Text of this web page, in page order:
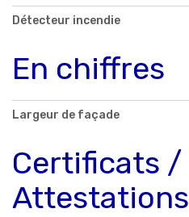
Détecteur incendie
En chiffres
Largeur de façade
Certificats /
Attestations